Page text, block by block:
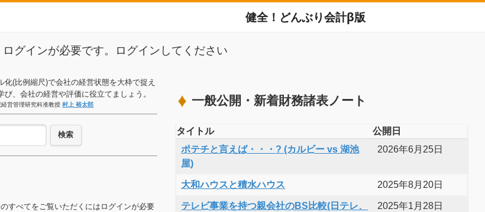
健全！どんぶり会計β版
グインが必要です。ログインしてください
(比例縮尺)で会社の経営状態を大枠で捉え
、会社の経営や評価に役立てましょう。
営管理研究科准教授村上 裕太郎
検索
すべてをご覧いただくにはログインが必要
一般公開・新着財務諸表ノート
タイトル
公開日
ポテチと言えば・・・? (カルビー vs 湖池
屋)
2026年6月25日
大和ハウスと積水ハウス 2025年8月20日
テレビ事業を持つ親会社のBS比較(日テレ、
2025年1月28日